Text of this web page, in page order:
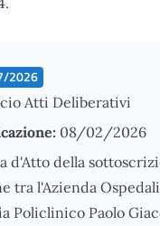
2026
Atti Deliberativi
08/02/2026
d'Atto della
tra l'Azienda
Policlinico Paolo